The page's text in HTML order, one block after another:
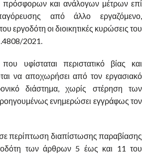
πρόσφορων και ανάλογων μέτρων επί
από άλλο εργαζόμενο,
εργοδότη οι διοικητικές κυρώσεις του
2021.
υφίσταται περιστατικό βίας και
να αποχωρήσει από τον εργασιακό
διάστημα, χωρίς στέρηση των
ενημερώσει εγγράφως τον
σε περίπτωση διαπίστωσης παραβίασης
των άρθρων 5 έως και 11 του